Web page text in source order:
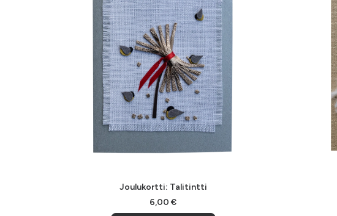
LISÄÄ OSTOSKORIIN
Joulukortti: Talitintti
6,00 €